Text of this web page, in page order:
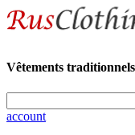
Vêtements
account